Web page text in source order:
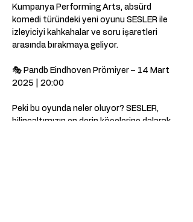
Kumpanya Performing Arts, absürd
komedi türündeki yeni oyunu SESLER ile
izleyiciyi kahkahalar ve soru işaretleri
arasında bırakmaya geliyor.
🎭 Pandb Eindhoven Prömiyer – 14 Mart
2025 | 20:00
Peki bu oyunda neler oluyor? SESLER,
bilinçaltımızın en derin köşelerine dalarak,